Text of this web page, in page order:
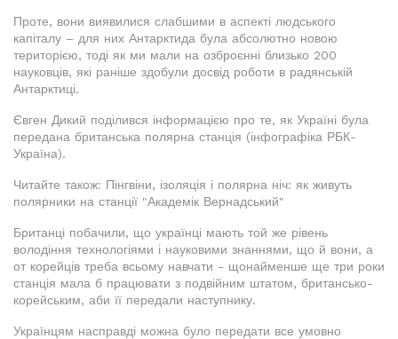
Проте, вони виявилися слабшими в аспекті людського
капіталу – для них Антарктида була абсолютно новою
територією, тоді як ми мали на озброєнні близько 200
науковців, які раніше здобули досвід роботи в радянській
Антарктиці.
Євген Дикий поділився інформацією про те, як Україні була
передана британська полярна станція (інфографіка РБК-
Україна).
Читайте також: Пінгвіни, ізоляція і полярна ніч: як живуть
полярники на станції "Академік Вернадський"
Британці побачили, що українці мають той же рівень
володіння технологіями і науковими знаннями, що й вони, а
от корейців треба всьому навчати - щонайменше ще три роки
станція мала б працювати з подвійним штатом, британсько-
корейським, аби її передали наступнику.
Українцям насправді можна було передати все умовно